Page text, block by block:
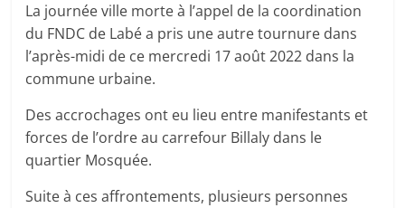
La journée ville morte à l’appel de la coordination
du FNDC de Labé a pris une autre tournure dans
l’après-midi de ce mercredi 17 août 2022 dans la
commune urbaine.
Des accrochages ont eu lieu entre manifestants et
forces de l’ordre au carrefour Billaly dans le
quartier Mosquée.
Suite à ces affrontements, plusieurs personnes